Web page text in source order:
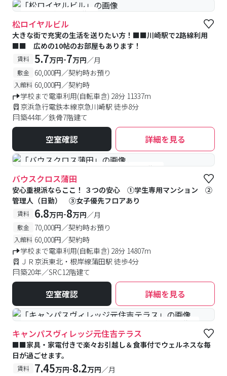
#予約受付中 #空室待ち
松ロイヤルビル
大きな街で充実の生活を送りたい方！■■川崎駅で2路線利用
■■ 広めの10帖のお部屋もあります！
賃料 5.7万円-7万円／月
敷金 60,000円／契約時お預り
入館料 60,000円／契約時
学校まで電車利用(自転車含) 28分 11337m
京浜急行電鉄本線京急川崎駅 徒歩8分
築44年／鉄骨7階建て
空室確認 詳細を見る
#女性優先フロアあり #予約受付中 #空室待ち
バウスクロス蒲田
安心重視派ならここ！ ３つの安心 ①学生専用マンション ②
管理人（日勤） ③女子優先フロアあり
賃料 6.8万円-8万円／月
敷金 70,000円／契約時お預り
入館料 60,000円／契約時
学校まで電車利用(自転車含) 28分 14807m
ＪＲ京浜東北・根岸線蒲田駅 徒歩4分
築20年／SRC12階建て
空室確認 詳細を見る
#食事付き #女性専用フロアあり #予約受付中 #空室待ち
キャンパスヴィレッジ元住吉テラス
■■家具・家電付きで楽々お引越し＆食事付でウェルネスな毎
日が過ごせます。
賃料 7.45万円-8.2万円／月